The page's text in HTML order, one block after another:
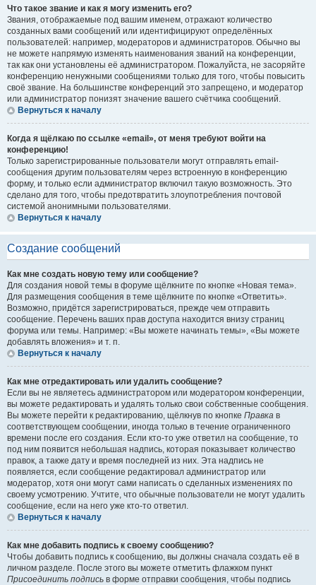
Что такое звание и как я могу изменить его?
Звания, отображаемые под вашим именем, отражают количество
созданных вами сообщений или идентифицируют определённых
пользователей: например, модераторов и администраторов. Обычно вы
не можете напрямую изменять наименования званий на конференции,
так как они установлены её администратором. Пожалуйста, не засоряйте
конференцию ненужными сообщениями только для того, чтобы повысить
своё звание. На большинстве конференций это запрещено, и модератор
или администратор понизят значение вашего счётчика сообщений.
Вернуться к началу
Когда я щёлкаю по ссылке «email», от меня требуют войти на
конференцию!
Только зарегистрированные пользователи могут отправлять email-
сообщения другим пользователям через встроенную в конференцию
форму, и только если администратор включил такую возможность. Это
сделано для того, чтобы предотвратить злоупотребления почтовой
системой анонимными пользователями.
Вернуться к началу
Создание сообщений
Как мне создать новую тему или сообщение?
Для создания новой темы в форуме щёлкните по кнопке «Новая тема».
Для размещения сообщения в теме щёлкните по кнопке «Ответить».
Возможно, придётся зарегистрироваться, прежде чем отправить
сообщение. Перечень ваших прав доступа находится внизу страниц
форума или темы. Например: «Вы можете начинать темы», «Вы можете
добавлять вложения» и т. п.
Вернуться к началу
Как мне отредактировать или удалить сообщение?
Если вы не являетесь администратором или модератором конференции,
вы можете редактировать и удалять только свои собственные сообщения.
Вы можете перейти к редактированию, щёлкнув по кнопке Правка в
соответствующем сообщении, иногда только в течение ограниченного
времени после его создания. Если кто-то уже ответил на сообщение, то
под ним появится небольшая надпись, которая показывает количество
правок, а также дату и время последней из них. Эта надпись не
появляется, если сообщение редактировал администратор или
модератор, хотя они могут сами написать о сделанных изменениях по
своему усмотрению. Учтите, что обычные пользователи не могут удалить
сообщение, если на него уже кто-то ответил.
Вернуться к началу
Как мне добавить подпись к своему сообщению?
Чтобы добавить подпись к сообщению, вы должны сначала создать её в
личном разделе. После этого вы можете отметить флажком пункт
Присоединить подпись в форме отправки сообщения, чтобы подпись